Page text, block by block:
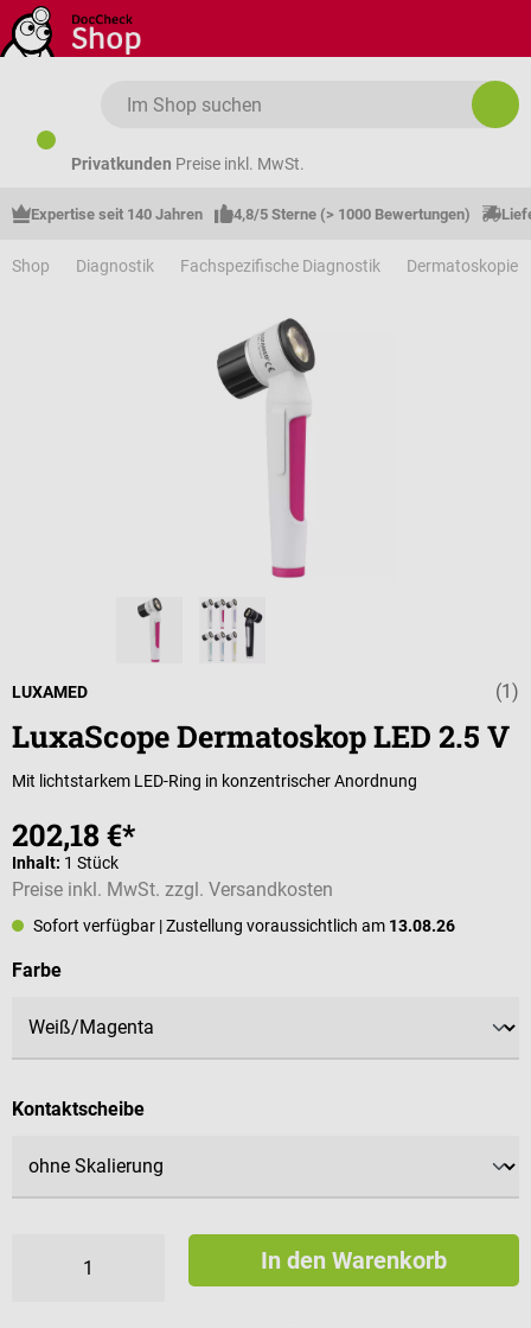
Zum Hauptinhalt springen
Privatkunden Preise inkl. MwSt.
Expertise seit 140 Jahren 4,8/5 Sterne (> 1000 Bewertungen)
Shop Diagnostik Fachspezifische Diagnostik Dermatoskopie
(1)
LUXAMED
LuxaScope Dermatoskop LED 2.5 V
Mit lichtstarkem LED-Ring in konzentrischer Anordnung
202,18 €*
Inhalt: 1 Stück
Preise inkl. MwSt. zzgl. Versandkosten
Sofort verfügbar | Zustellung voraussichtlich am 13.08.26
Farbeauswählen
Kontaktscheibeauswählen
In den Warenkorb